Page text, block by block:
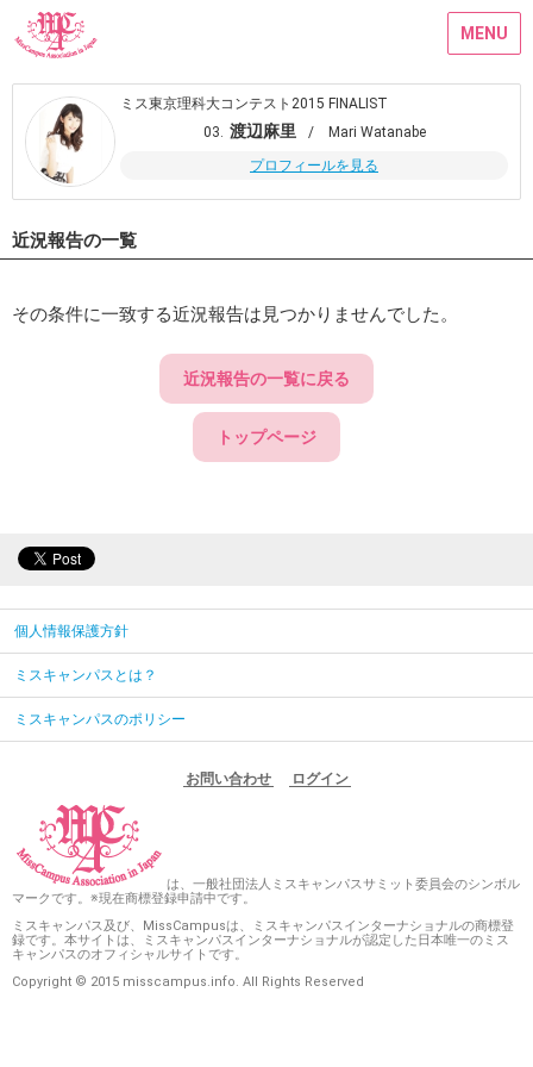
MENU
ミス東京理科大コンテスト2015 FINALIST
03. 渡辺麻里
/ Mari Watanabe
プロフィールを見る
近況報告の一覧
その条件に一致する近況報告は見つかりませんでした。
近況報告の一覧に戻る
トップページ
個人情報保護方針
ミスキャンパスとは？
ミスキャンパスのポリシー
お問い合わせ ログイン
は、一般社団法人ミスキャンパスサミット委員会のシンボル
マークです。※現在商標登録申請中です。
ミスキャンパス及び、MissCampusは、ミスキャンパスインターナショナルの商標登
録です。本サイトは、ミスキャンパスインターナショナルが認定した日本唯一のミス
キャンパスのオフィシャルサイトです。
Copyright © 2015 misscampus.info. All Rights Reserved